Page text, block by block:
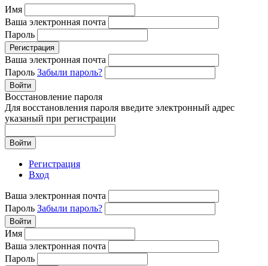
Имя
Ваша электронная почта
Пароль
Регистрация
Ваша электронная почта
Пароль Забыли пароль?
Войти
Восстановление пароля
Для восстановления пароля введите электронный адрес
указаный при регистрации
Войти
Регистрация
Вход
Ваша электронная почта
Пароль Забыли пароль?
Войти
Имя
Ваша электронная почта
Пароль